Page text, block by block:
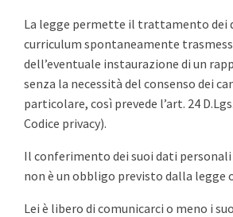
La legge permette il trattamento dei
curriculum spontaneamente
dell’eventuale instaurazione di un
senza la necessità del consenso dei
particolare, così prevede l’art. 24
Codice privacy).
Il conferimento dei suoi dati
non è un obbligo previsto dalla legge
Lei è libero di comunicarci o meno i